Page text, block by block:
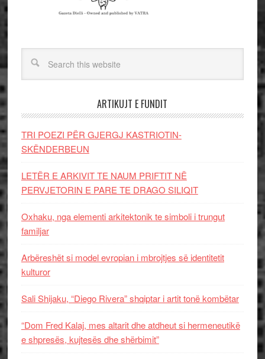
ARTIKUJT E FUNDIT
TRI POEZI PËR GJERGJ KASTRIOTIN-
SKËNDERBEUN
LETËR E ARKIVIT TE NAUM PRIFTIT NË
PERVJETORIN E PARE TE DRAGO SILIQIT
Oxhaku, nga elementi arkitektonik te simboli i trungut
familjar
Arbëreshët si model evropian i mbrojtjes së identitetit
kulturor
Sali Shijaku, “Diego Rivera” shqiptar i artit tonë kombëtar
“Dom Fred Kalaj, mes altarit dhe atdheut si hermeneutikë
e shpresës, kujtesës dhe shërbimit”